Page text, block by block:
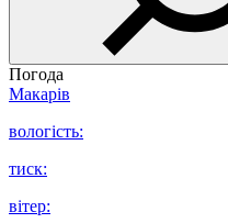
Погода
Макарів
вологість:
тиск:
вітер: